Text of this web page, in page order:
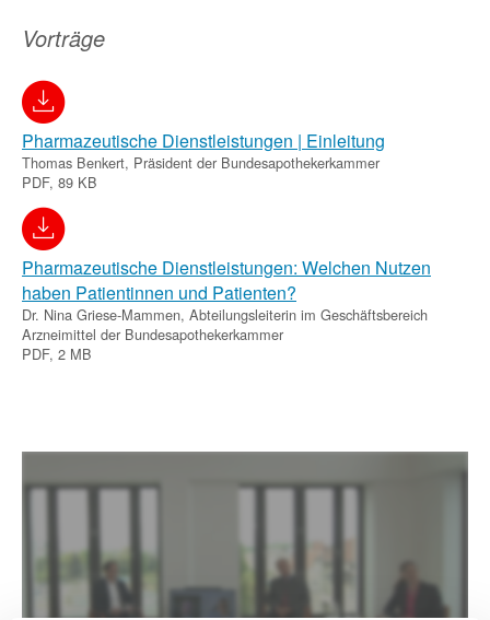
Vorträge
Pharmazeutische Dienstleistungen | Einleitung
Thomas Benkert, Präsident der Bundesapothekerkammer
PDF, 89 KB
Pharmazeutische Dienstleistungen: Welchen Nutzen
haben Patientinnen und Patienten?
Dr. Nina Griese-Mammen, Abteilungsleiterin im Geschäftsbereich
Arzneimittel der Bundesapothekerkammer
PDF, 2 MB